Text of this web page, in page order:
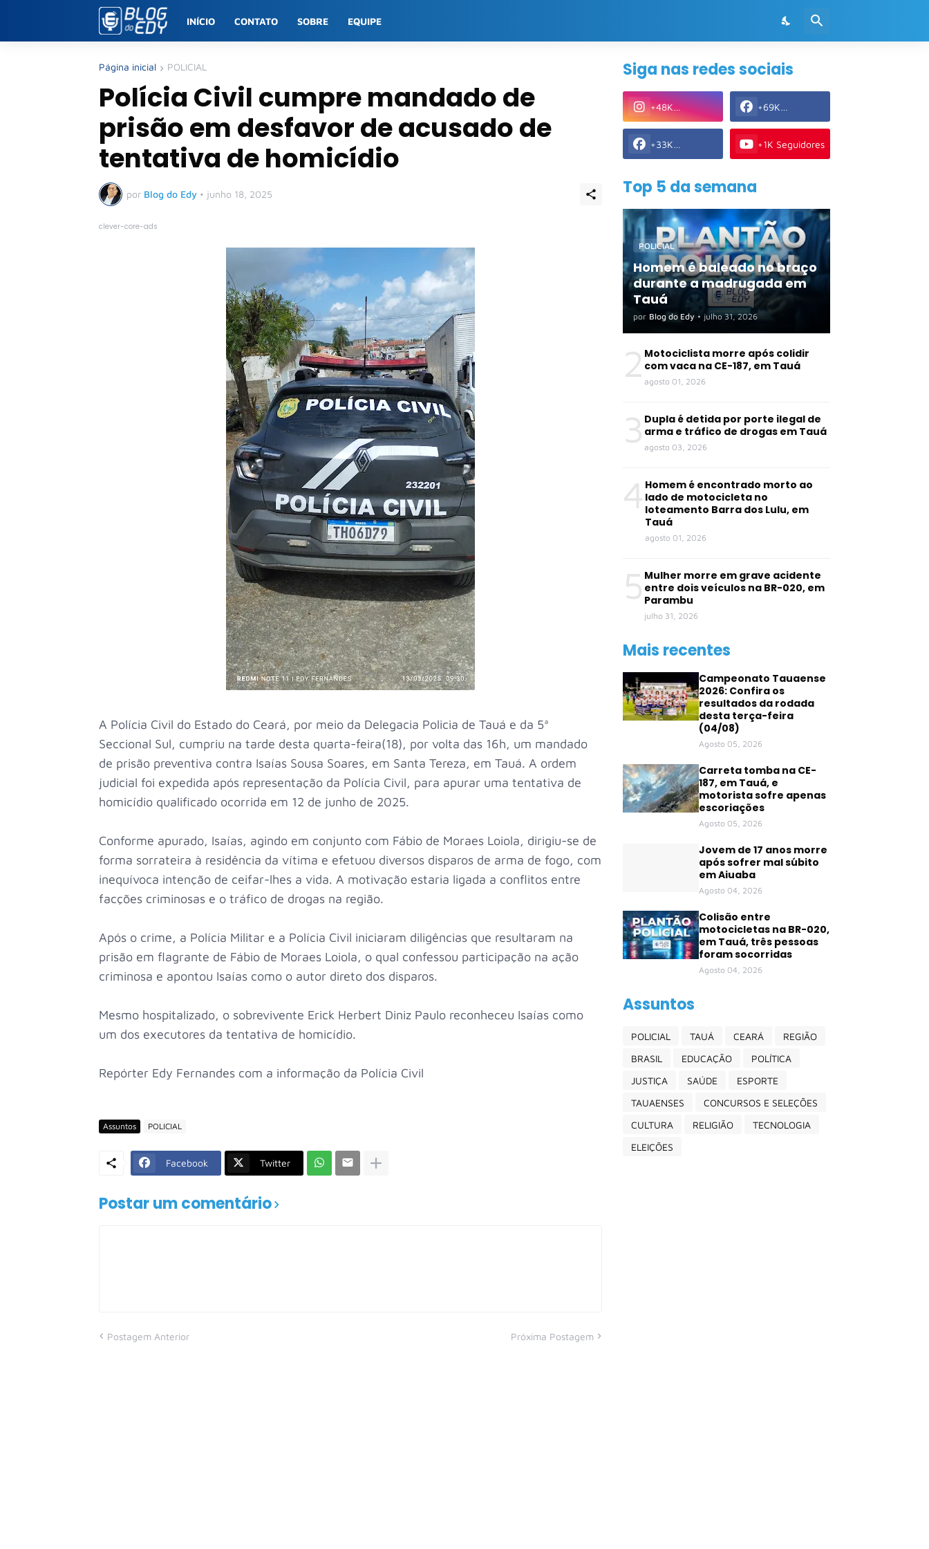
INÍCIO CONTATO SOBRE EQUIPE
Página inicial POLICIAL
Polícia Civil cumpre mandado de
prisão em desfavor de acusado de
tentativa de homicídio
por Blog do Edy • junho 18, 2025
clever-core-ads
A Polícia Civil do Estado do Ceará, por meio da Delegacia Policia de Tauá e da 5ª
Seccional Sul, cumpriu na tarde desta quarta-feira(18), por volta das 16h, um mandado
de prisão preventiva contra Isaías Sousa Soares, em Santa Tereza, em Tauá. A ordem
judicial foi expedida após representação da Polícia Civil, para apurar uma tentativa de
homicídio qualificado ocorrida em 12 de junho de 2025.
Conforme apurado, Isaías, agindo em conjunto com Fábio de Moraes Loiola, dirigiu-se de
forma sorrateira à residência da vítima e efetuou diversos disparos de arma de fogo, com
inequívoca intenção de ceifar-lhes a vida. A motivação estaria ligada a conflitos entre
facções criminosas e o tráfico de drogas na região.
Após o crime, a Polícia Militar e a Polícia Civil iniciaram diligências que resultaram na
prisão em flagrante de Fábio de Moraes Loiola, o qual confessou participação na ação
criminosa e apontou Isaías como o autor direto dos disparos.
Mesmo hospitalizado, o sobrevivente Erick Herbert Diniz Paulo reconheceu Isaías como
um dos executores da tentativa de homicídio.
Repórter Edy Fernandes com a informação da Polícia Civil
Assuntos POLICIAL
Facebook Twitter
Postar um comentário
Postagem Anterior Próxima Postagem
Siga nas redes sociais
+48K
Seguidores
+69K
Seguidores
+33K
Seguidores
+1K Seguidores
Top 5 da semana
POLICIAL
Homem é baleado no braço
durante a madrugada em
Tauá
por Blog do Edy • julho 31, 2026
2 Motociclista morre após colidir
com vaca na CE-187, em Tauá
agosto 01, 2026
3 Dupla é detida por porte ilegal de
arma e tráfico de drogas em Tauá
agosto 03, 2026
4 Homem é encontrado morto ao
lado de motocicleta no
loteamento Barra dos Lulu, em
Tauá
agosto 01, 2026
5 Mulher morre em grave acidente
entre dois veículos na BR-020, em
Parambu
julho 31, 2026
Mais recentes
Campeonato Tauaense
2026: Confira os
resultados da rodada
desta terça-feira
(04/08)
Agosto 05, 2026
Carreta tomba na CE-
187, em Tauá, e
motorista sofre apenas
escoriações
Agosto 05, 2026
Jovem de 17 anos morre
após sofrer mal súbito
em Aiuaba
Agosto 04, 2026
Colisão entre
motocicletas na BR-020,
em Tauá, três pessoas
foram socorridas
Agosto 04, 2026
Assuntos
POLICIAL TAUÁ CEARÁ
REGIÃO
BRASIL
EDUCAÇÃO
POLÍTICA
JUSTIÇA
SAÚDE
ESPORTE
TAUAENSES
CONCURSOS E SELEÇÕES
CULTURA
RELIGIÃO
TECNOLOGIA
ELEIÇÕES